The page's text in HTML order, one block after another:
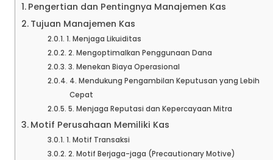
Pengertian dan Pentingnya Manajemen Kas
Tujuan Manajemen Kas
1. Menjaga Likuiditas
2. Mengoptimalkan Penggunaan Dana
3. Menekan Biaya Operasional
4. Mendukung Pengambilan Keputusan yang Lebih
Cepat
5. Menjaga Reputasi dan Kepercayaan Mitra
Motif Perusahaan Memiliki Kas
1. Motif Transaksi
2. Motif Berjaga-jaga (Precautionary Motive)